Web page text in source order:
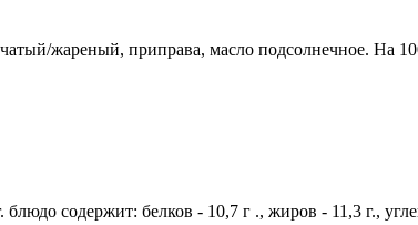
жареный, приправа, масло подсолнечное. На
содержит: белков - 10,7 г ., жиров - 11,3 г.,